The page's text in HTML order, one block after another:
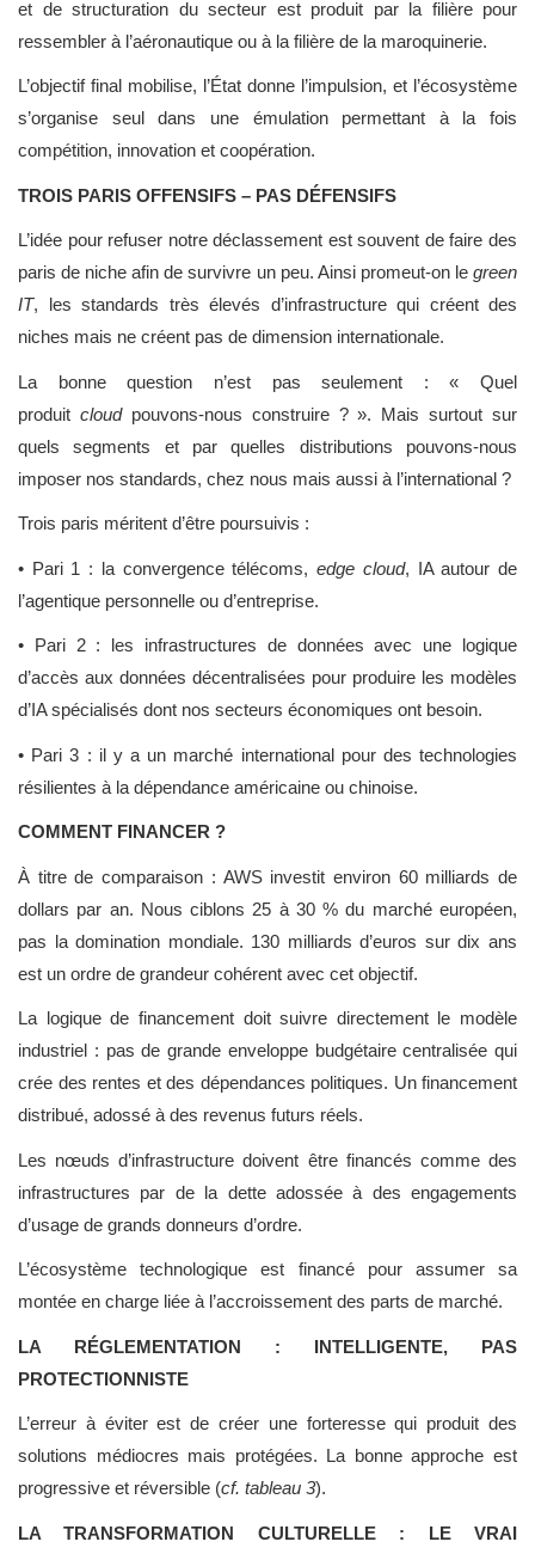
et de structuration du secteur est produit par la filière pour
ressembler à l’aéronautique ou à la filière de la maroquinerie.
L’objectif final mobilise, l’État donne l’impulsion, et l’écosystème
s’organise seul dans une émulation permettant à la fois
compétition, innovation et coopération.
TROIS PARIS OFFENSIFS – PAS DÉFENSIFS
L’idée pour refuser notre déclassement est souvent de faire des
paris de niche afin de survivre un peu. Ainsi promeut-on le green
IT, les standards très élevés d’infrastructure qui créent des
niches mais ne créent pas de dimension internationale.
La bonne question n’est pas seulement : « Quel
produit cloud pouvons-nous construire ? ». Mais surtout sur
quels segments et par quelles distributions pouvons-nous
imposer nos standards, chez nous mais aussi à l’international ?
Trois paris méritent d’être poursuivis :
• Pari 1 : la convergence télécoms, edge cloud, IA autour de
l’agentique personnelle ou d’entreprise.
• Pari 2 : les infrastructures de données avec une logique
d’accès aux données décentralisées pour produire les modèles
d’IA spécialisés dont nos secteurs économiques ont besoin.
• Pari 3 : il y a un marché international pour des technologies
résilientes à la dépendance américaine ou chinoise.
COMMENT FINANCER ?
À titre de comparaison : AWS investit environ 60 milliards de
dollars par an. Nous ciblons 25 à 30 % du marché européen,
pas la domination mondiale. 130 milliards d’euros sur dix ans
est un ordre de grandeur cohérent avec cet objectif.
La logique de financement doit suivre directement le modèle
industriel : pas de grande enveloppe budgétaire centralisée qui
crée des rentes et des dépendances politiques. Un financement
distribué, adossé à des revenus futurs réels.
Les nœuds d’infrastructure doivent être financés comme des
infrastructures par de la dette adossée à des engagements
d’usage de grands donneurs d’ordre.
L’écosystème technologique est financé pour assumer sa
montée en charge liée à l’accroissement des parts de marché.
LA RÉGLEMENTATION : INTELLIGENTE, PAS
PROTECTIONNISTE
L’erreur à éviter est de créer une forteresse qui produit des
solutions médiocres mais protégées. La bonne approche est
progressive et réversible (cf. tableau 3).
LA TRANSFORMATION CULTURELLE : LE VRAI